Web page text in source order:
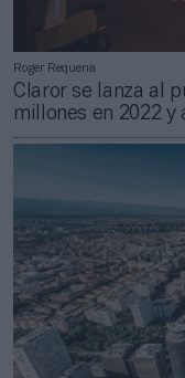
Roger Requena
Claror se lanza al
millones en 2022 y